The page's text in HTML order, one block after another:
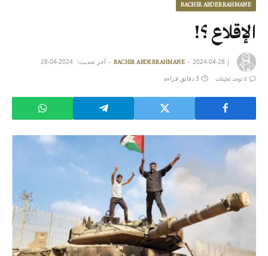
BACHIR ABDERRAHMANE
الإقلاع ؟!
|
BACHIR ABDERRAHMANE 2024-04-28 آخر تحديث: 2024-04-28
لا توجد تعليقات 3 دقائق قراءة